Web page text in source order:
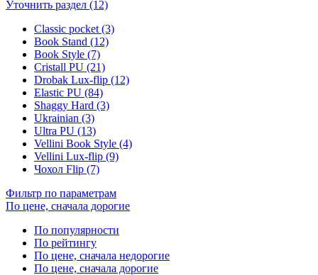
Уточнить раздел (12)
Classic pocket (3)
Book Stand (12)
Book Style (7)
Cristall PU (21)
Drobak Lux-flip (12)
Elastic PU (84)
Shaggy Hard (3)
Ukrainian (3)
Ultra PU (13)
Vellini Book Style (4)
Vellini Lux-flip (9)
Чохол Flip (7)
Фильтр по параметрам
По цене, сначала дорогие
По популярности
По рейтингу
По цене, сначала недорогие
По цене, сначала дорогие